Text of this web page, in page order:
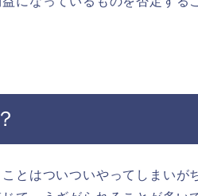
とはついついやってしまいが